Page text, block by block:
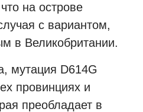
на острове
с вариантом,
в Великобритании.
мутация D614G
провинциях и
преобладает в